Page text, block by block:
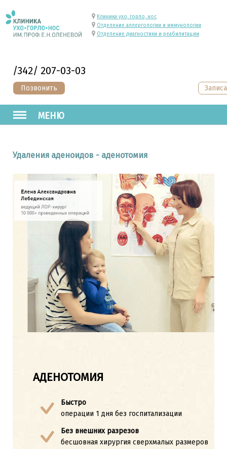
/342/ 207-03-03
Позвонить
Клиника ухо, горло, нос
Отделение аллергологии и иммунологии
Отделение диагностики и реабилитации
МЕНЮ
Удаления аденоидов - аденотомия
АДЕНОТОМИЯ
Быстро
операции 1 дня без госпитализации
Без внешних разрезов
бесшовная хирургия сверхмалых размеров